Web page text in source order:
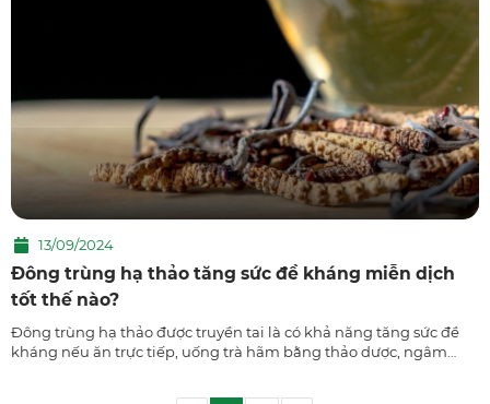
13/09/2024
Đông trùng hạ thảo tăng sức đề kháng miễn dịch
tốt thế nào?
Đông trùng hạ thảo được truyền tai là có khả năng tăng sức đề
kháng nếu ăn trực tiếp, uống trà hãm bằng thảo dược, ngâm